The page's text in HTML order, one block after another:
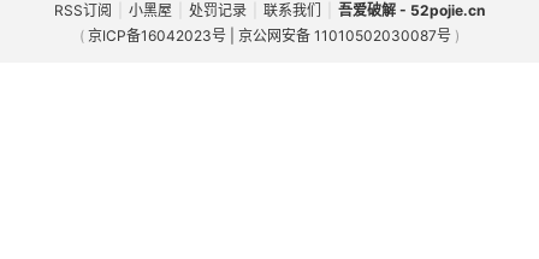
RSS订阅 小黑屋 处罚记录 联系我们
吾爱破解 - 52pojie.cn
( 京ICP备16042023号 | 京公网安备 11010502030087号 )